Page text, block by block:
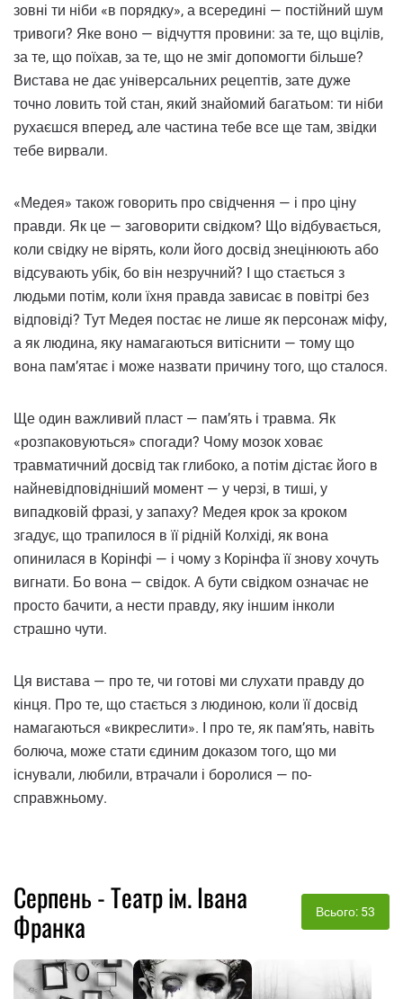
зовні ти ніби «в порядку», а всередині — постійний шум
тривоги? Яке воно — відчуття провини: за те, що вцілів,
за те, що поїхав, за те, що не зміг допомогти більше?
Вистава не дає універсальних рецептів, зате дуже
точно ловить той стан, який знайомий багатьом: ти ніби
рухаєшся вперед, але частина тебе все ще там, звідки
тебе вирвали.
«Медея» також говорить про свідчення — і про ціну
правди. Як це — заговорити свідком? Що відбувається,
коли свідку не вірять, коли його досвід знецінюють або
відсувають убік, бо він незручний? І що стається з
людьми потім, коли їхня правда зависає в повітрі без
відповіді? Тут Медея постає не лише як персонаж міфу,
а як людина, яку намагаються витіснити — тому що
вона пам’ятає і може назвати причину того, що сталося.
Ще один важливий пласт — пам’ять і травма. Як
«розпаковуються» спогади? Чому мозок ховає
травматичний досвід так глибоко, а потім дістає його в
найневідповідніший момент — у черзі, в тиші, у
випадковій фразі, у запаху? Медея крок за кроком
згадує, що трапилося в її рідній Колхіді, як вона
опинилася в Корінфі — і чому з Корінфа її знову хочуть
вигнати. Бо вона — свідок. А бути свідком означає не
просто бачити, а нести правду, яку іншим інколи
страшно чути.
Ця вистава — про те, чи готові ми слухати правду до
кінця. Про те, що стається з людиною, коли її досвід
намагаються «викреслити». І про те, як пам’ять, навіть
болюча, може стати єдиним доказом того, що ми
існували, любили, втрачали і боролися — по-
справжньому.
Серпень - Театр ім. Івана
Франка
Всього: 53